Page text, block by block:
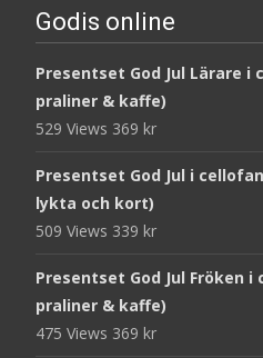
Godis online
Presentset God Jul Lärare i
praliner & kaffe)
529 Views 369 kr
Presentset God Jul i
lykta och kort)
509 Views 339 kr
Presentset God Jul Fröken
praliner & kaffe)
475 Views 369 kr